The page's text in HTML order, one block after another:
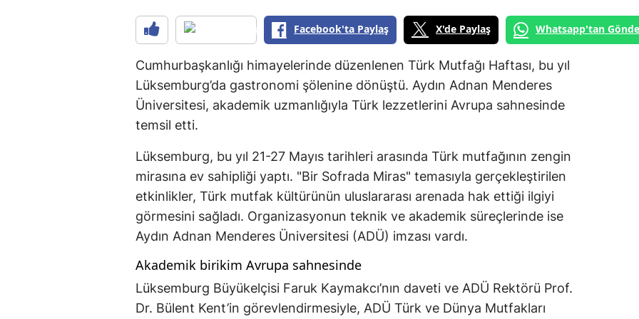
Facebook'ta Paylaş X'de Paylaş Whatsapp'tan
Cumhurbaşkanlığı himayelerinde düzenlenen Türk Mutfağı Haftası, bu yıl
Lüksemburg’da gastronomi şölenine dönüştü. Aydın Adnan Menderes
Üniversitesi, akademik uzmanlığıyla Türk lezzetlerini Avrupa sahnesinde
temsil etti.
Lüksemburg, bu yıl 21-27 Mayıs tarihleri arasında Türk mutfağının zengin
mirasına ev sahipliği yaptı. "Bir Sofrada Miras" temasıyla gerçekleştirilen
etkinlikler, Türk mutfak kültürünün uluslararası arenada hak ettiği ilgiyi
görmesini sağladı. Organizasyonun teknik ve akademik süreçlerinde ise
Aydın Adnan Menderes Üniversitesi (ADÜ) imzası vardı.
Akademik birikim Avrupa sahnesinde
Lüksemburg Büyükelçisi Faruk Kaymakcı’nın daveti ve ADÜ Rektörü Prof.
Dr. Bülent Kent’in görevlendirmesiyle, ADÜ Türk ve Dünya Mutfakları